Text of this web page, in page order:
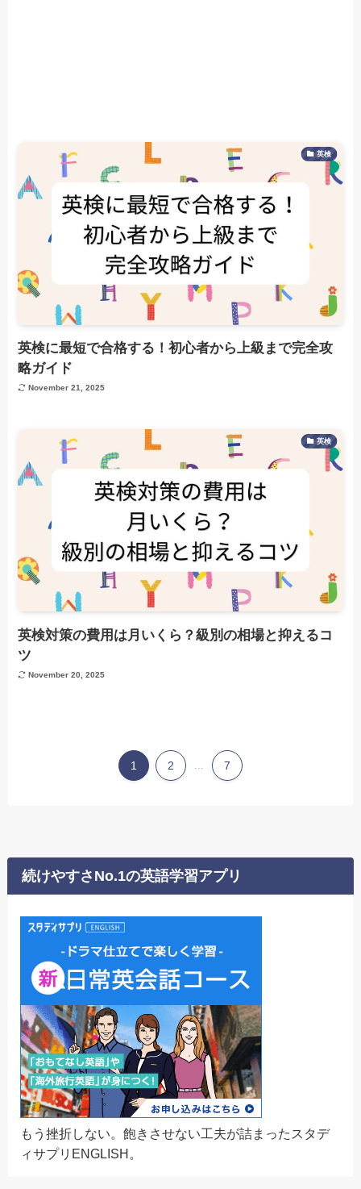
英検
英検に最短で合格する！初心者から上級まで完全攻
略ガイド
November 21, 2025
英検
英検対策の費用は月いくら？級別の相場と抑えるコ
ツ
November 20, 2025
1 2 ... 7
続けやすさNo.1の英語学習アプリ
もう挫折しない。飽きさせない工夫が詰まったスタデ
ィサプリENGLISH。